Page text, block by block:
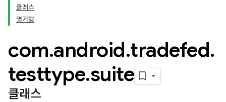
클래스
열거형
com.android.tradefed.
testtype.suite
클래스